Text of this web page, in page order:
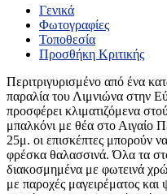
Γενικά
Φωτογραφίες
Τοποθεσία
Προσθήκη Κριτικής
Περιτριγυρισμένο από ένα
παραλία του Λιμνιώνα στην
προσφέρει κλιματιζόμενα
μπαλκόνι με θέα στο Αιγαίο
25μ. οι επισκέπτες μπορούν
φρέσκα θαλασσινά. Όλα τα
διακοσμημένα με φωτεινά
με παροχές μαγειρέματος και